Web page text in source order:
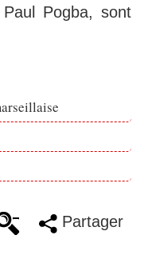
Pogba, sont
Partager